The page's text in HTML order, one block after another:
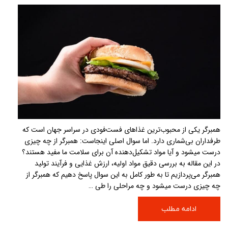
همبرگر یکی از محبوب‌ترین غذاهای فست‌فودی در سراسر جهان است که
طرفداران بی‌شماری دارد. اما سوال اصلی اینجاست: همبرگر از چه چیزی
درست میشود و آیا مواد تشکیل‌دهنده آن برای سلامت ما مفید هستند؟
در این مقاله به بررسی دقیق مواد اولیه، ارزش غذایی و فرآیند تولید
همبرگر می‌پردازیم تا به طور کامل به این سوال پاسخ دهیم که همبرگر از
چه چیزی درست میشود و چه مراحلی را طی …
ادامه مطلب